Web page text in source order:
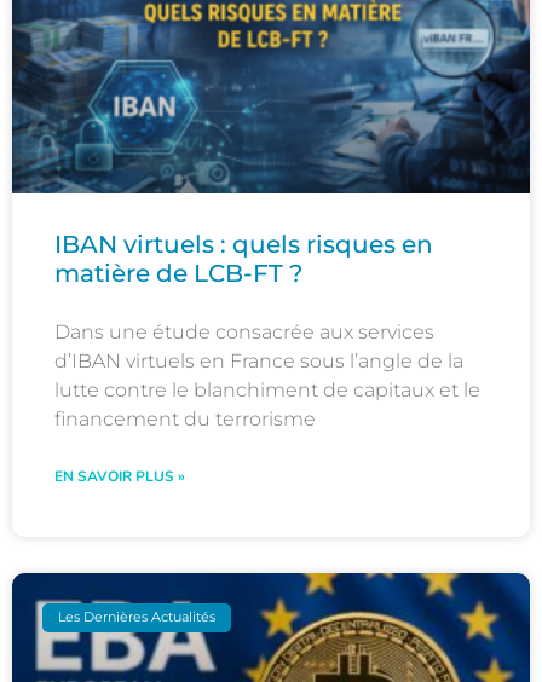
IBAN virtuels : quels risques en
matière de LCB-FT ?
Dans une étude consacrée aux services
d’IBAN virtuels en France sous l’angle de la
lutte contre le blanchiment de capitaux et le
financement du terrorisme
EN SAVOIR PLUS »
Les Dernières Actualités